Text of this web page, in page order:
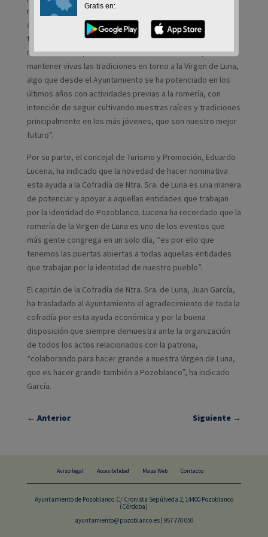
realización de las actividades de carácter anual que se
celebran en torno a la patrona, además de las romerías de
traída y llevada. Santiago Cabello ha querido poner de
manifiesto “la apuesta continuada de la cofradía por
mantener vivas las tradiciones en torno a la Virgen de Luna,
algo que desde el Ayuntamiento se ha potenciado en los
últimos años con actividades previas a la romería, con
intención de seguir cultivando nuestras raíces y tradiciones
principalmente en los más jóvenes, que son nuestro mejor
futuro”.
Por su parte, el concejal de Turismo y Promoción, Eduardo
Lucena, ha indicado que la novedad de hacer nominativa
esta ayuda a la Cofradía de Ntra. Sra. de Luna es una manera
de potenciar y apoyar a aquellas entidades que trabajan
por la identidad de Pozoblanco. Lucena ha recordado que la
romería de la Virgen de Luna es uno de los eventos que
más gente congrega en un solo día, “es por ello que
tenemos las puertas abiertas a todas aquellas entidades
que trabajan por la identidad de nuestro pueblo”.
El capitán de la Cofradía de Ntra. Sra. de Luna, Juan García,
ha trasladado al Ayuntamiento el agradecimiento de toda la
cofradía por esta ayuda económica y por la buena
disposición que siempre demuestra ante la organización
de todos los actos relacionados con la patrona,
“colaborando para hacer grande a nuestra Virgen de Luna,
que es hacer grande también a Pozoblanco”, ha indicado
García.
← Anterior Siguiente →
Aviso legal Accesibilidad Mapa Web Contacto
Ayuntamiento de Pozoblanco.C/ Cronista Sepúlveda 2, 14400 Pozoblanco
(Córdoba)
ayuntamiento@pozoblanco.es | 957 770 050
Gratis en: